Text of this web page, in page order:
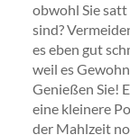
obwohl Sie satt
sind?
es eben gut
weil es
Genießen Sie!
eine kleinere
der Mahlzeit